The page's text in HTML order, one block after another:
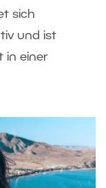
sich
und ist
in einer